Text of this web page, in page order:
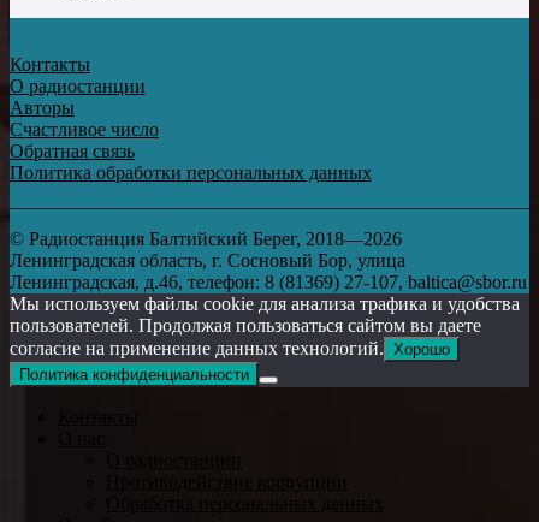
Контакты
О радиостанции
Авторы
Счастливое число
Обратная связь
Политика обработки персональных данных
© Радиостанция Балтийский Берег, 2018—2026
Ленинградская область, г. Сосновый Бор, улица
Ленинградская, д.46, телефон: 8 (81369) 27-107, baltica@sbor.ru
Мы используем файлы cookie для анализа трафика и удобства
пользователей. Продолжая пользоваться сайтом вы даете
согласие на применение данных технологий. Хорошо
Политика конфиденциальности